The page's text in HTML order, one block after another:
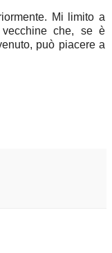
Mi limito a
che, se è
può piacere a